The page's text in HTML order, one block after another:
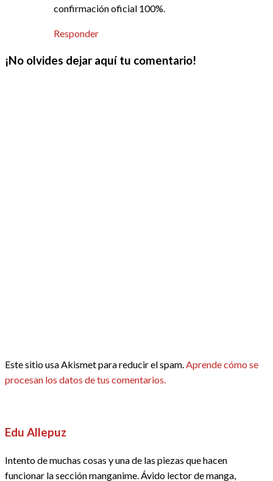
confirmación oficial 100%.
Responder
¡No olvides dejar aquí tu comentario!
Este sitio usa Akismet para reducir el spam.Aprende cómo se
procesan los datos de tus comentarios.
Edu Allepuz
Intento de muchas cosas y una de las piezas que hacen
funcionar la sección manganime. Ávido lector de manga,